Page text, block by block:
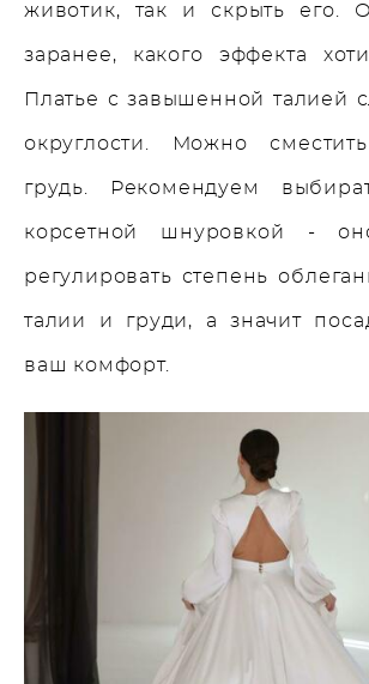
животик, так и скрыть его.
заранее, какого эффекта
Платье с завышенной талией
округлости. Можно
грудь. Рекомендуем
корсетной шнуровкой -
регулировать степень
талии и груди, а значит
ваш комфорт.